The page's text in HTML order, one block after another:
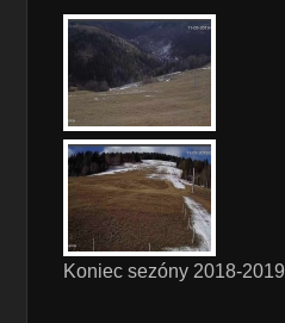
Koniec sezóny 2018-2019